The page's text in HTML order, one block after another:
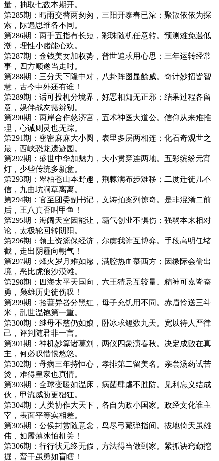
量，抽取七数本期开。
第285期：晴雨交替两匆匆，三阳开泰春已浓；聚散依依为探
索，际遇思维各不同。
第286期：两手五指有长短，彩珠随机任意转。预测难免遇低
潮，理性小赌能心欢。
第287期：金钱美女加权势，普世追求用心思；三年运转经常
事，四方顺遂当走时。
第288期：三分天下隆中对，八卦阵图显餘威。奇计妙招皆智
慧，古今中外还有谁！
第289期：话可投机分境界，好恶相知无正邪；结果过程各留
意，娱伴战友需辨别。
第290期：两岸合作慈济宫，五术神医大道公。信仰从来难推
理，心诚则灵也无踪。
第291期：密密麻麻大小圆，表里多层两相连；化石奇观世之
最，西峡恐龙遗迹园。
第292期：盛世中华加魅力，大小贯穿连两地。五彩缤纷元宵
灯，少些传统多新意。
第293期：翠柏苍山本野趣，荆棘满布步难移；二度迁徒几不
信，九曲坑涧草离离。
第294期：官至团委副书记，文涛拍案列惊奇。是非混淆二前
后，王八真否叫甲鱼！
第295期：海阔天空因能让，霸气创业不惧伤；强弱本来相对
论，太极轮回转阴阳。
第296期：领土资源保经济，尔虞我诈互博弈。手段高明任堵
截，走出阴霾向朝气！
第297期：烽火岁月难如愿，满腔热血慕西方；因缘际会偷出
境，恶比虎狼沙漠滩。
第298期：四海太平天国向，六王猜忌互较量。精神可嘉皆奋
勇，枭雄历史徒伤叹！
第299期：拾葚异器分黑红，母子充饥用不同。赤眉怜送三斗
米，乱世温饱第一重。
第300期：继母不慈仍如娘，卧冰求鲤数九天。宽以待人严律
己，评判随君非一言。
第301期：神机妙算诸葛刘，两仪四象演春秋。决定成败在真
主，何必叹惜恨悠悠。
第302期：母病三年持恒心，孝排第二留美名。亲尝汤药试苦
烫，难得皇家也真情。
第303期：全球变暖如温床，病菌肆虐不胜防。见利忘义结成
伙，甲流威胁更猖狂。
第304期：人类协作大天下，各自为政小国家。政经文化谁主
宰，表面平等实相差。
第305期：公侯封赏随意念，鸟尽弓藏弹指间。拔地倚天虽雄
伟，如履薄冰怕机关！
第306期：行行状元终无假，方法得当做到家。紧抓诀窍勤挖
掘，蛮干虽勇如盲瞎！